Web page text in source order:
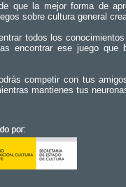
que la mejor forma de
sobre cultura general
todos los
encontrar ese juego
competir con tus
mantienes tus